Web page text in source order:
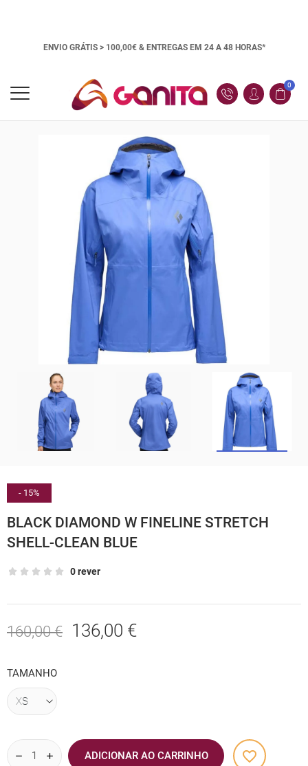
ENVIO GRÁTIS > 100,00€ & ENTREGAS EM 24 A 48 HORAS*
0
- 15%
BLACK DIAMOND W FINELINE STRETCH
SHELL-CLEAN BLUE
0 rever
160,00 € 136,00 €
TAMANHO
ADICIONAR AO CARRINHO favorite_border